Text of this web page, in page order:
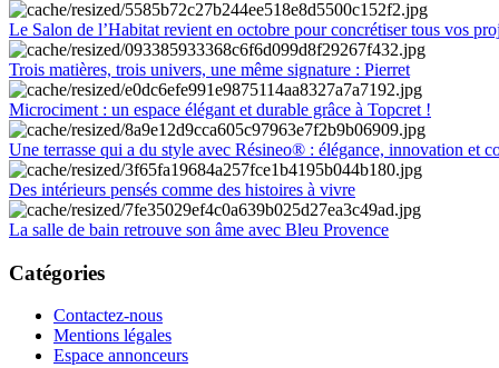
Le Salon de l’Habitat revient en octobre pour concrétiser tous vos
Trois matières, trois univers, une même signature : Pierret
Microciment : un espace élégant et durable grâce à Topcret !
Une terrasse qui a du style avec Résineo® : élégance, innovation et
Des intérieurs pensés comme des histoires à vivre
La salle de bain retrouve son âme avec Bleu Provence
Catégories
Contactez-nous
Mentions légales
Espace annonceurs